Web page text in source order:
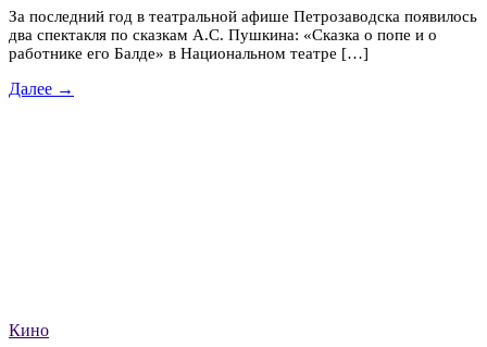
За последний год в театральной афише Петрозаводска появилось
два спектакля по сказкам А.С. Пушкина: «Сказка о попе и о
работнике его Балде» в Национальном театре […]
Далее →
Кино